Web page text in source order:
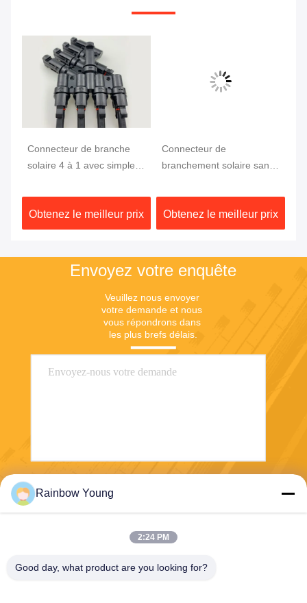
Connecteur de branche
solaire 4 à 1 avec simple
PPO anti-UV et capacité
de charge élevée
Obtenez le meilleur prix
Connecteur de
branchement solaire sans
et à faible émission de
fumée, avec câble solaire
4mm2
Obtenez le meilleur prix
Envoyez votre enquête
Veuillez nous envoyer
votre demande et nous
vous répondrons dans
les plus brefs délais.
Rainbow Young
2:24 PM
Good day, what product are you looking for?